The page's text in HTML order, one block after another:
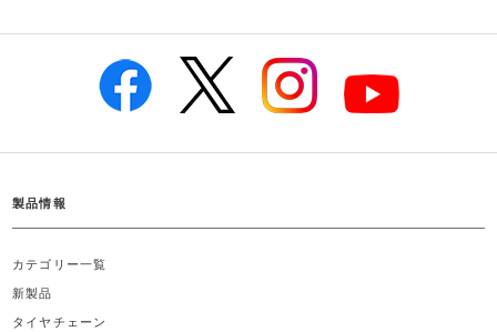
製品情報
カテゴリー一覧
新製品
タイヤチェーン